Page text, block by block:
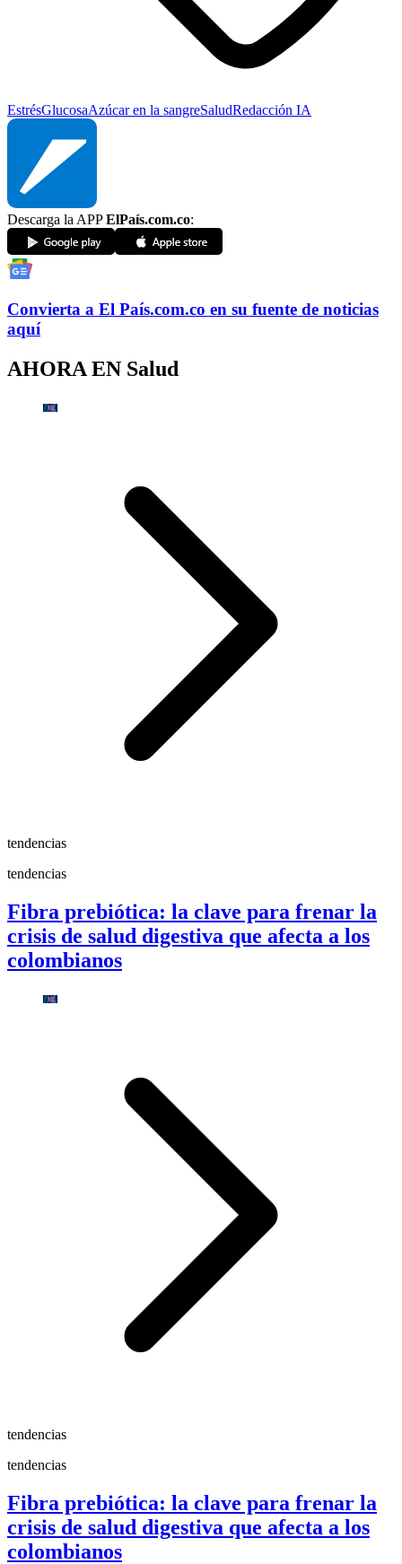
EstrésGlucosaAzúcar en la sangreSaludRedacción IA
Descarga la APPElPaís.com.co:
Convierta a El País.com.co en su fuente de noticias
aquí
AHORA EN Salud
tendencias
tendencias
Fibra prebiótica: la clave para frenar la
crisis de salud digestiva que afecta a los
colombianos
tendencias
tendencias
Fibra prebiótica: la clave para frenar la
crisis de salud digestiva que afecta a los
colombianos